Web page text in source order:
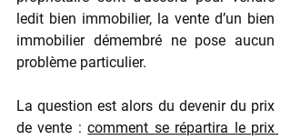
ledit bien immobilier, la vente d’un bien
immobilier démembré ne pose aucun
problème particulier.
La question est alors du devenir du prix
de vente : comment se répartira le prix